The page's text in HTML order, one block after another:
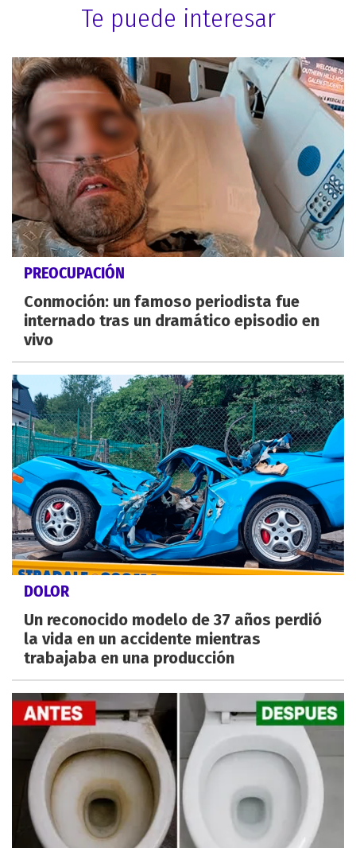
Te puede interesar
PREOCUPACIÓN
Conmoción: un famoso periodista fue
internado tras un dramático episodio en
vivo
DOLOR
Un reconocido modelo de 37 años perdió
la vida en un accidente mientras
trabajaba en una producción